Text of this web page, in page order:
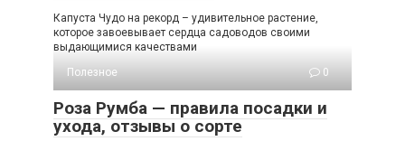
Капуста Чудо на рекорд – удивительное растение,
которое завоевывает сердца садоводов своими
выдающимися качествами
Полезное
0
Роза Румба — правила посадки и
ухода, отзывы о сорте